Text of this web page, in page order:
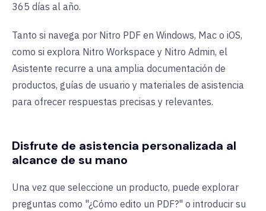
365 días al año.
Tanto si navega por Nitro PDF en Windows, Mac o iOS,
como si explora Nitro Workspace y Nitro Admin, el
Asistente recurre a una amplia documentación de
productos, guías de usuario y materiales de asistencia
para ofrecer respuestas precisas y relevantes.
Disfrute de asistencia personalizada al
alcance de su mano
Una vez que seleccione un producto, puede explorar
preguntas como "¿Cómo edito un PDF?" o introducir su